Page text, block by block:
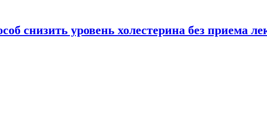
снизить уровень холестерина без приема